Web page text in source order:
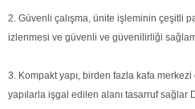
2. Güvenli çalışma, ünite işleminin çeşitli
izlenmesi ve güvenli ve güvenilirliği
3. Kompakt yapı, birden fazla kafa
yapılarla işgal edilen alanı tasarruf sağlar